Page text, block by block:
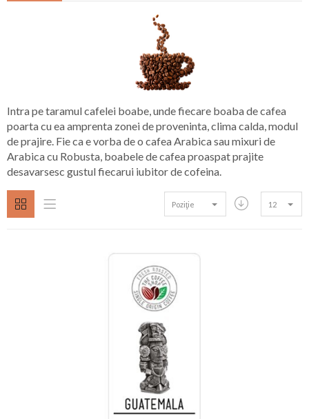
Intra pe taramul cafelei boabe, unde fiecare boaba de cafea
poarta cu ea amprenta zonei de proveninta, clima calda, modul
de prajire. Fie ca e vorba de o cafea Arabica sau mixuri de
Arabica cu Robusta, boabele de cafea proaspat prajite
desavarsesc gustul fiecarui iubitor de cofeina.
12
Poziţie